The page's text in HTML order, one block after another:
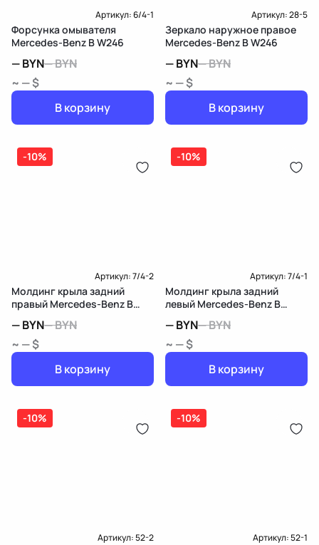
Артикул:6/4-1
Форсунка омывателя
Mercedes-Benz B W246
—BYN—BYN
~ — $
В корзину
Артикул:28-5
Зеркало наружное правое
Mercedes-Benz B W246
—BYN—BYN
~ — $
В корзину
-10%
Артикул:7/4-2
Молдинг крыла задний
правый Mercedes-Benz B
—BYN—BYN
~ — $
В корзину
-10%
Артикул:7/4-1
Молдинг крыла задний
левый Mercedes-Benz B
—BYN—BYN
~ — $
В корзину
-10%
Артикул:52-2
-10%
Артикул:52-1